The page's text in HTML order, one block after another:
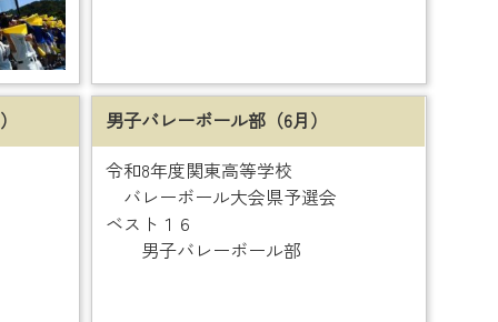
男子バレーボール部（6月）
令和8年度関東高等学校
バレーボール大会県予選会
ベスト１６
男子バレーボール部